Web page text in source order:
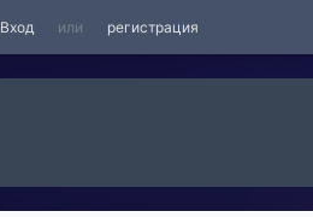
Вход или регистрация